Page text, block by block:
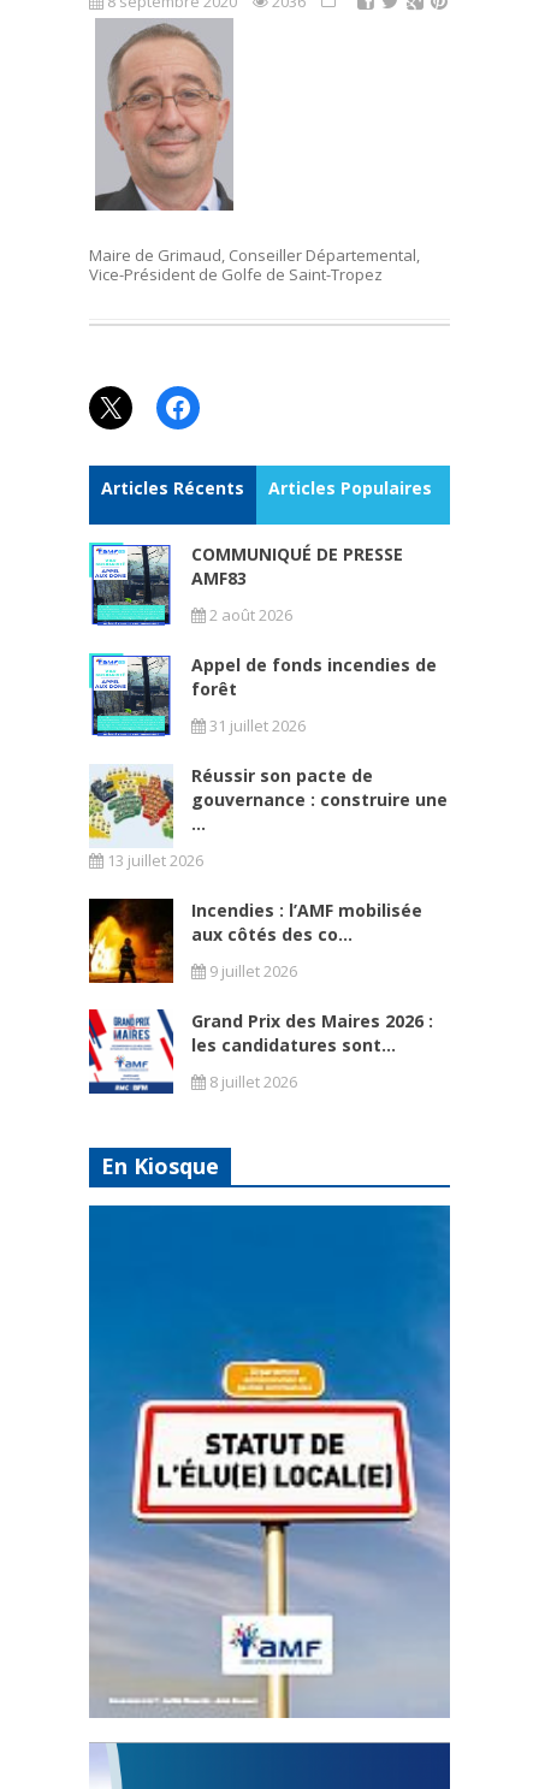
Maire de Grimaud, Conseiller Départemental,
Vice-Président de Golfe de Saint-Tropez
X Facebook
Articles Récents Articles Populaires
COMMUNIQUÉ DE PRESSE
AMF83
2 août 2026
Appel de fonds incendies de
forêt
31 juillet 2026
Réussir son pacte de
gouvernance : construire une
...
13 juillet 2026
Incendies : l’AMF mobilisée
aux côtés des co...
9 juillet 2026
Grand Prix des Maires 2026 :
les candidatures sont...
8 juillet 2026
En Kiosque
Statut de l’élu local
3 avril 2024